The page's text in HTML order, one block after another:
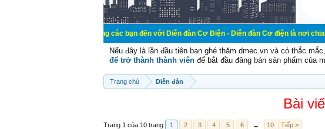
Chào mừng các bạn đến với Diễn đàn Cơ Điện - Diễn đàn Cơ điện là nơi chia sẽ kiến
Nếu đây là lần đầu tiên bạn ghé thăm dmec.vn và có thắc
để trở thành thành viên để bắt đầu đăng bán sản phẩm của
Trang chủ Diễn đàn
Bài
Trang 1 của 10 trang 1 2 3 4 5 6 → 10 Tiếp >